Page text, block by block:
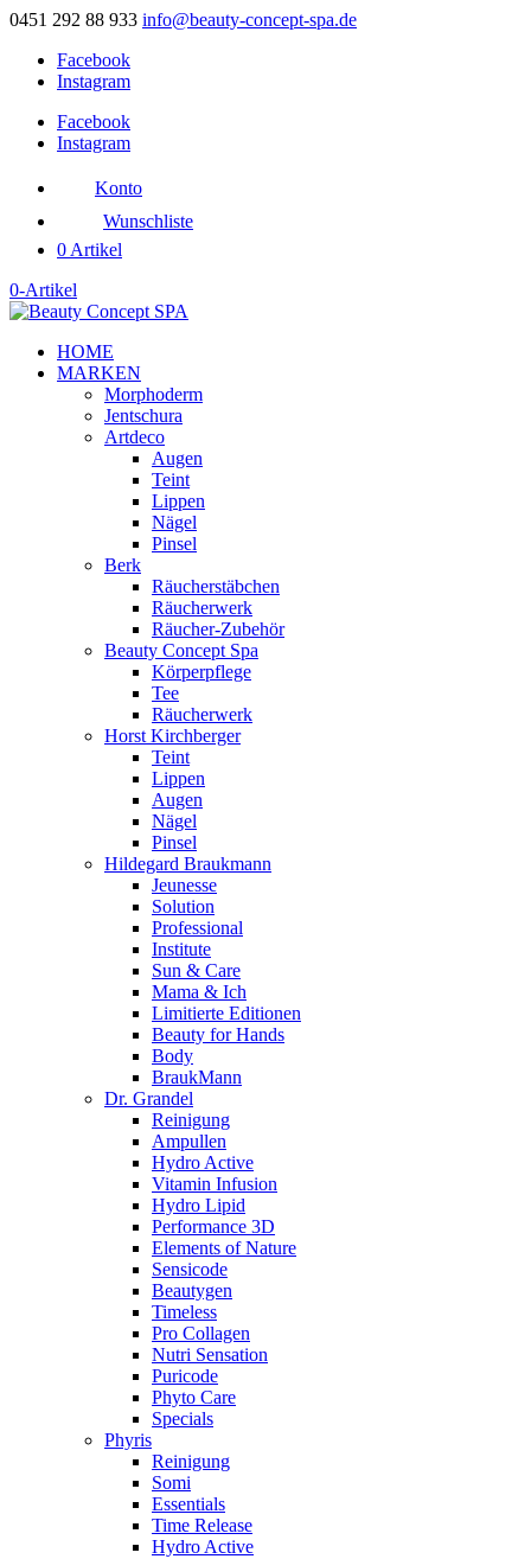
0451 292 88 933 info@beauty-concept-spa.de
Facebook
Instagram
Facebook
Instagram
Konto
Wunschliste
0 Artikel
0-Artikel
HOME
MARKEN
Morphoderm
Jentschura
Artdeco
Augen
Teint
Lippen
Nägel
Pinsel
Berk
Räucherstäbchen
Räucherwerk
Räucher-Zubehör
Beauty Concept Spa
Körperpflege
Tee
Räucherwerk
Horst Kirchberger
Teint
Lippen
Augen
Nägel
Pinsel
Hildegard Braukmann
Jeunesse
Solution
Professional
Institute
Sun & Care
Mama & Ich
Limitierte Editionen
Beauty for Hands
Body
BraukMann
Dr. Grandel
Reinigung
Ampullen
Hydro Active
Vitamin Infusion
Hydro Lipid
Performance 3D
Elements of Nature
Sensicode
Beautygen
Timeless
Pro Collagen
Nutri Sensation
Puricode
Phyto Care
Specials
Phyris
Reinigung
Somi
Essentials
Time Release
Hydro Active